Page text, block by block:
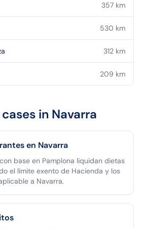
357 km
530 km
312 km
209 km
in Navarra
en Navarra
base en Pamplona liquidan dietas
el límite exento de Hacienda y los
a Navarra.